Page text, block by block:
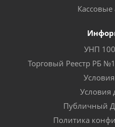
УНП
Торговый Реестр РБ
Условия
Публичный
Политика